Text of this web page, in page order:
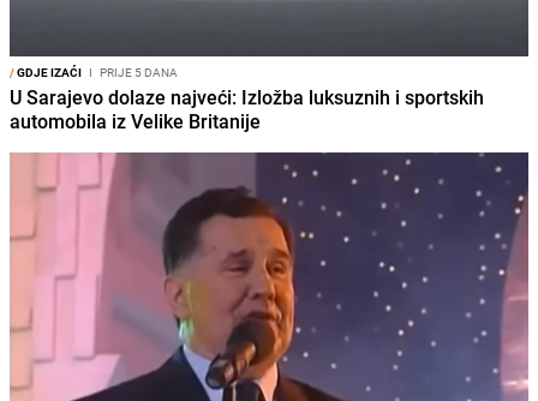
/GDJE IZAĆI I PRIJE 5 DANA
U Sarajevo dolaze najveći: Izložba luksuznih i sportskih
automobila iz Velike Britanije